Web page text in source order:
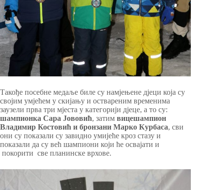
Такође посебне медаље биле су намјењене дјеци која су
својим умјећем у скијању и оствареним временима
заузели прва три мјеста у категорији дјеце, а то су:
шампионка Сара Јововић, затим вицешампион
Владимир Костовић и бронзани Марко Курбаса, сви
они су показали су завидно умијеће кроз стазу и
показали да су већ шампиони који ће освајати и
покорити све планинске врхове.